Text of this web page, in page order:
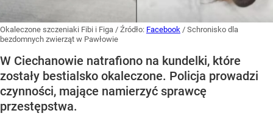
Okaleczone szczeniaki Fibi i Figa / Źródło: Facebook / Schronisko dla
bezdomnych zwierząt w Pawłowie
W Ciechanowie natrafiono na kundelki, które
zostały bestialsko okaleczone. Policja prowadzi
czynności, mające namierzyć sprawcę
przestępstwa.